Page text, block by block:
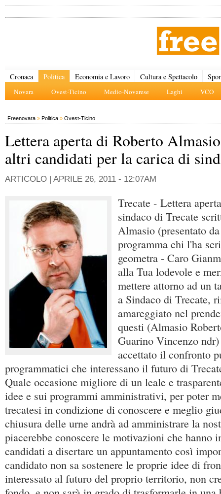
Cronaca Politica
Novara Ovest-Ticino Medio-Novarese Laghi VCO
Economia e Lavoro Cultura e Spettacolo
Freenovara » Politica » Ovest-Ticino
Lettera aperta di Roberto
altri candidati per la carica di
ARTICOLO | APRILE 26, 2011 - 12:07AM
Trecate - Lettera
sindaco di Trecate
Almasio (presentato
programma chi l'ha
geometra - Caro
alla Tua lodevole e
mettere attorno ad un
a Sindaco di Trecate,
amareggiato nel
questi (Almasio
Guarino Vincenzo
accettato il confronto
programmatici che interessano il futuro di
Quale occasione migliore di un leale e
idee e sui programmi amministrativi, per poter
trecatesi in condizione di conoscere e meglio
chiusura delle urne andrà ad amministrare la
piacerebbe conoscere le motivazioni che hanno
candidati a disertare un appuntamento così
candidato non sa sostenere le proprie idee di
interessato al futuro del proprio territorio, non